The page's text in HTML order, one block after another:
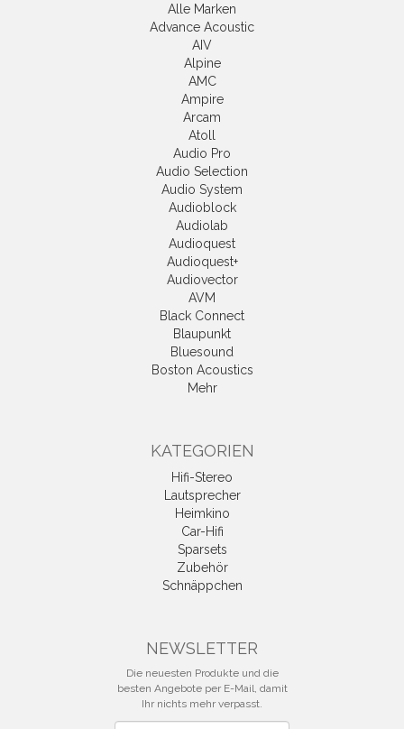
Alle Marken
Advance Acoustic
AIV
Alpine
AMC
Ampire
Arcam
Atoll
Audio Pro
Audio Selection
Audio System
Audioblock
Audiolab
Audioquest
Audioquest+
Audiovector
AVM
Black Connect
Blaupunkt
Bluesound
Boston Acoustics
Mehr
KATEGORIEN
Hifi-Stereo
Lautsprecher
Heimkino
Car-Hifi
Sparsets
Zubehör
Schnäppchen
NEWSLETTER
Die neuesten Produkte und die
besten Angebote per E-Mail, damit
Ihr nichts mehr verpasst.